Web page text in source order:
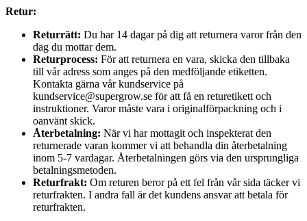
Retur:
Returrätt: Du har 14 dagar på dig att returnera varor från den
dag du mottar dem.
Returprocess: För att returnera en vara, skicka den tillbaka
till vår adress som anges på den medföljande etiketten.
Kontakta gärna vår kundservice på
kundservice@supergrow.se för att få en returetikett och
instruktioner. Varor måste vara i originalförpackning och i
oanvänt skick.
Återbetalning: När vi har mottagit och inspekterat den
returnerade varan kommer vi att behandla din återbetalning
inom 5-7 vardagar. Återbetalningen görs via den ursprungliga
betalningsmetoden.
Returfrakt: Om returen beror på ett fel från vår sida täcker vi
returfrakten. I andra fall är det kundens ansvar att betala för
returfrakten.